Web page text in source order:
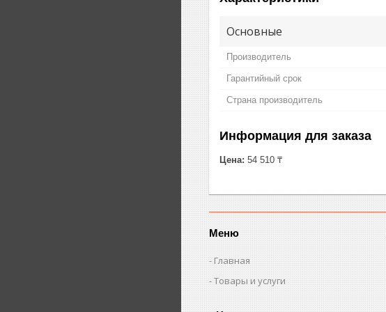
Основные
Производитель
Гарантийный срок
Страна производитель
Информация для заказа
Цена: 54 510 ₸
Меню
Главная
Товары и услуги